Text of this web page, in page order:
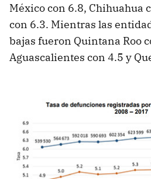
México con 6.8, Chihuahua
con 6.3. Mientras las
bajas fueron Quintana Roo
Aguascalientes con 4.5 y